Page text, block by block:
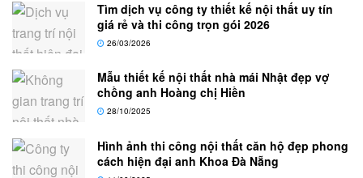
Tìm dịch vụ công ty thiết kế nội thất uy tín
giá rẻ và thi công trọn gói 2026
26/03/2026
Mẫu thiết kế nội thất nhà mái Nhật đẹp vợ
chồng anh Hoàng chị Hiền
28/10/2025
Hình ảnh thi công nội thất căn hộ đẹp phong
cách hiện đại anh Khoa Đà Nẵng